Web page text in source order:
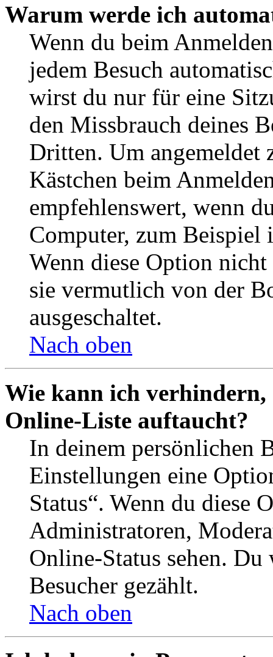
Warum werde ich
Wenn du beim
jedem Besuch
wirst du nur für eine
den Missbrauch deines
Dritten. Um angemeldet
Kästchen beim
empfehlenswert, wenn
Computer, zum Beispiel
Wenn diese Option
sie vermutlich von der
ausgeschaltet.
Nach oben
Wie kann ich verhindern,
Online-Liste auftaucht?
In deinem persönlichen
Einstellungen eine
Status“. Wenn du diese
Administratoren,
Online-Status sehen.
Besucher gezählt.
Nach oben